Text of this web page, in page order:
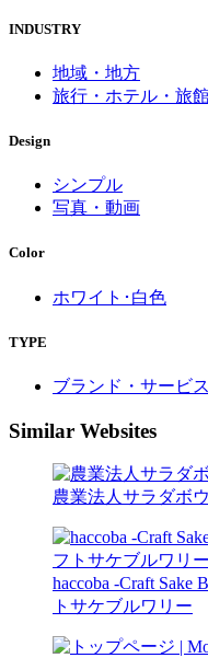
INDUSTRY
地域・地方
旅行・ホテル・旅
Design
シンプル
写真・動画
Color
ホワイト･白色
TYPE
ブランド・サービ
Similar Websites
農業法人サラダボ
haccoba -Craft Sake
トサケブルワリー